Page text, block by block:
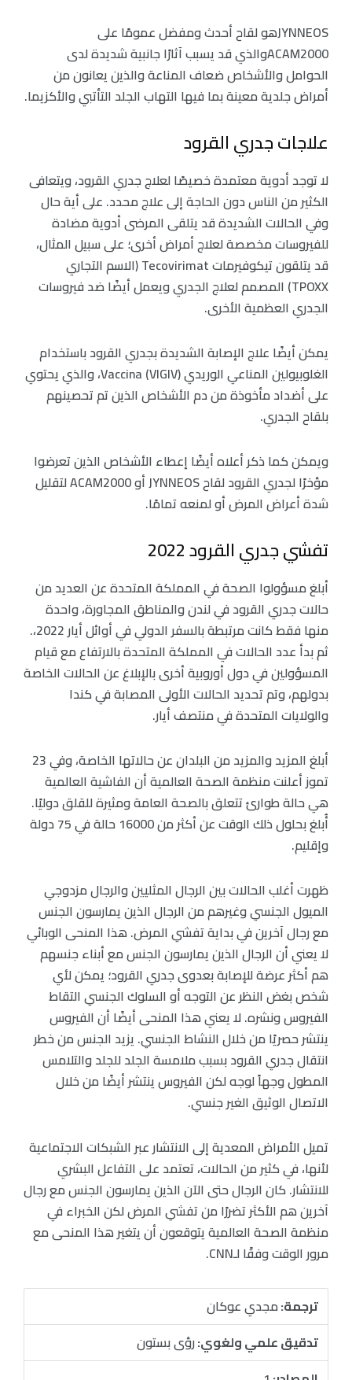
JYNNEOSهو لقاح أحدث ومفضل عمومًا على
ACAM2000والذي قد يسبب آثارًا جانبية شديدة لدى
الحوامل والأشخاص ضعاف المناعة والذين يعانون من
أمراض جلدية معينة بما فيها التهاب الجلد التأتبي والأكزيما.
علاجات جدري القرود
لا توجد أدوية معتمدة خصيصًا لعلاج جدري القرود، ويتعافى
الكثير من الناس دون الحاجة إلى علاج محدد. على أية حال
وفي الحالات الشديدة قد يتلقى المرضى أدوية مضادة
للفيروسات مخصصة لعلاج أمراض أخرى؛ على سبيل المثال،
قد يتلقون تيكوفيرمات Tecovirimat (الاسم التجاري
TPOXX) المصمم لعلاج الجدري ويعمل أيضًا ضد فيروسات
الجدري العظمية الأخرى.
يمكن أيضًا علاج الإصابة الشديدة بجدري القرود باستخدام
الغلوبيولين المناعي الوريدي (Vaccina (VIGIV، والذي يحتوي
على أضداد مأخوذة من دم الأشخاص الذين تم تحصينهم
بلقاح الجدري.
ويمكن كما ذكر أعلاه أيضًا إعطاء الأشخاص الذين تعرضوا
مؤخرًا لجدري القرود لقاح JYNNEOS أو ACAM2000 لتقليل
شدة أعراض المرض أو لمنعه تمامًا.
تفشي جدري القرود 2022
أبلغ مسؤولوا الصحة في المملكة المتحدة عن العديد من
حالات جدري القرود في لندن والمناطق المجاورة، واحدة
منها فقط كانت مرتبطة بالسفر الدولي في أوائل أيار 2022،.
ثم بدأ عدد الحالات في المملكة المتحدة بالارتفاع مع قيام
المسؤولين في دول أوروبية أخرى بالإبلاغ عن الحالات الخاصة
بدولهم، وتم تحديد الحالات الأولى المصابة في كندا
والولايات المتحدة في منتصف أيار.
أبلغ المزيد والمزيد من البلدان عن حالاتها الخاصة، وفي 23
تموز أعلنت منظمة الصحة العالمية أن الفاشية العالمية
هي حالة طوارئ تتعلق بالصحة العامة ومثيرة للقلق دوليًا.
أُبلغ بحلول ذلك الوقت عن أكثر من 16000 حالة في 75 دولة
وإقليم.
ظهرت أغلب الحالات بين الرجال المثليين والرجال مزدوجي
الميول الجنسي وغيرهم من الرجال الذين يمارسون الجنس
مع رجال آخرين في بداية تفشي المرض. هذا المنحى الوبائي
لا يعني أن الرجال الذين يمارسون الجنس مع أبناء جنسهم
هم أكثر عرضة للإصابة بعدوى جدري القرود؛ يمكن لأي
شخص بغض النظر عن التوجه أو السلوك الجنسي التقاط
الفيروس ونشره. لا يعني هذا المنحى أيضًا أن الفيروس
ينتشر حصريًا من خلال النشاط الجنسي. يزيد الجنس من خطر
انتقال جدري القرود بسبب ملامسة الجلد للجلد والتلامس
المطول وجهاً لوجه لكن الفيروس ينتشر أيضًا من خلال
الاتصال الوثيق الغير جنسي.
تميل الأمراض المعدية إلى الانتشار عبر الشبكات الاجتماعية
لأنها، في كثير من الحالات، تعتمد على التفاعل البشري
للانتشار. كان الرجال حتى الآن الذين يمارسون الجنس مع رجال
آخرين هم الأكثر تضررًا من تفشي المرض لكن الخبراء في
منظمة الصحة العالمية يتوقعون أن يتغير هذا المنحى مع
مرور الوقت وفقًا لـCNN.
ترجمة:مجدي عوكان
تدقيق علمي ولغوي:رؤى بستون